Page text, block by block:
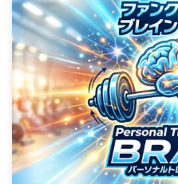
こんにちは。町田のパーソナル
太朗です。 「うちの子、姿勢